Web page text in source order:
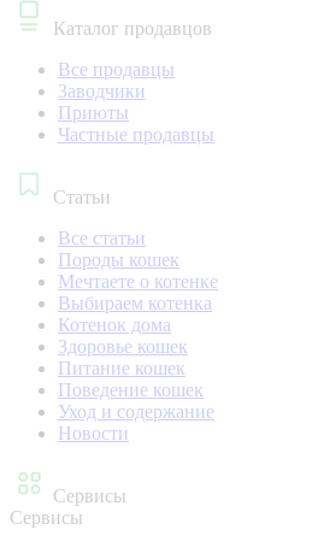
Каталог продавцов
Все продавцы
Заводчики
Приюты
Частные продавцы
Статьи
Все статьи
Породы кошек
Мечтаете о котенке
Выбираем котенка
Котенок дома
Здоровье кошек
Питание кошек
Поведение кошек
Уход и содержание
Новости
Сервисы
Сервисы